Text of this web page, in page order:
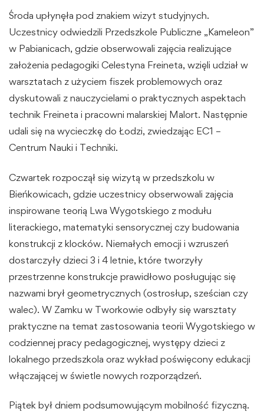
Środa upłynęła pod znakiem wizyt studyjnych.
Uczestnicy odwiedzili Przedszkole Publiczne „Kameleon”
w Pabianicach, gdzie obserwowali zajęcia realizujące
założenia pedagogiki Celestyna Freineta, wzięli udział w
warsztatach z użyciem fiszek problemowych oraz
dyskutowali z nauczycielami o praktycznych aspektach
technik Freineta i pracowni malarskiej Malort. Następnie
udali się na wycieczkę do Łodzi, zwiedzając EC1 –
Centrum Nauki i Techniki.
Czwartek rozpoczął się wizytą w przedszkolu w
Bieńkowicach, gdzie uczestnicy obserwowali zajęcia
inspirowane teorią Lwa Wygotskiego z modułu
literackiego, matematyki sensorycznej czy budowania
konstrukcji z klocków. Niemałych emocji i wzruszeń
dostarczyły dzieci 3 i 4 letnie, które tworzyły
przestrzenne konstrukcje prawidłowo posługując się
nazwami brył geometrycznych (ostrosłup, sześcian czy
walec). W Zamku w Tworkowie odbyły się warsztaty
praktyczne na temat zastosowania teorii Wygotskiego w
codziennej pracy pedagogicznej, występy dzieci z
lokalnego przedszkola oraz wykład poświęcony edukacji
włączającej w świetle nowych rozporządzeń.
Piątek był dniem podsumowującym mobilność fizyczną.